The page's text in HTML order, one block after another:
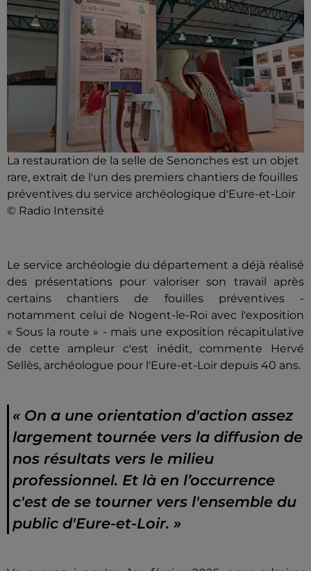
La restauration de la selle de Senonches est un objet
rare, extrait de l'un des premiers chantiers de fouilles
préventives du service archéologique d'Eure-et-Loir
© Radio Intensité
Le service archéologie du département a déjà réalisé
des présentations pour valoriser son travail après
certains chantiers de fouilles préventives -
notamment celui de Nogent-le-Roi avec l'exposition
« Sous la route » - mais une exposition récapitulative
de cette ampleur c'est inédit, commente Hervé
Sellès, archéologue pour l'Eure-et-Loir depuis 40 ans.
« On a une orientation d'action assez
largement tournée vers la diffusion de
nos résultats vers le milieu
professionnel. Et là en l’occurrence
c'est de se tourner vers l'ensemble du
public d'Eure-et-Loir. »